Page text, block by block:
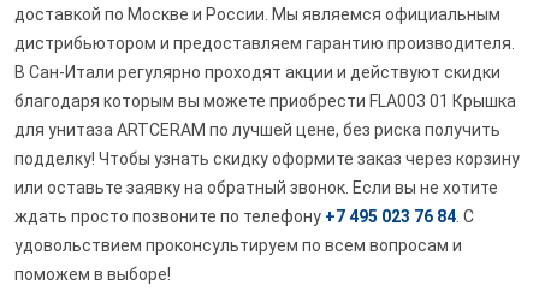
доставкой по Москве и России. Мы являемся официальным
дистрибьютором и предоставляем гарантию производителя.
В Сан-Итали регулярно проходят акции и действуют скидки
благодаря которым вы можете приобрести FLA003 01 Крышка
для унитаза ARTCERAM по лучшей цене, без риска получить
подделку! Чтобы узнать скидку оформите заказ через корзину
или оставьте заявку на обратный звонок. Если вы не хотите
ждать просто позвоните по телефону +7 495 023 76 84 . С
удовольствием проконсультируем по всем вопросам и
поможем в выборе!